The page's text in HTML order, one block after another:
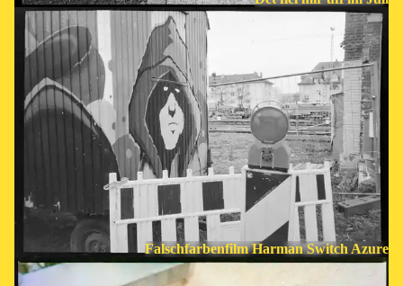
Falschfarbenfilm Harman Switch Azure